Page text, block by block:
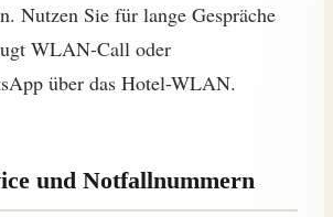
Nutzen Sie für lange Gespräche
WLAN-Call oder
über das Hotel-WLAN.
und Notfallnummern